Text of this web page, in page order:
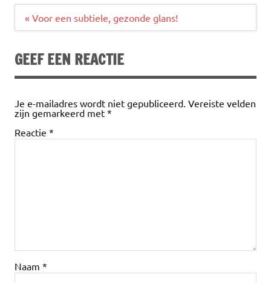
Bericht
« Voor een subtiele, gezonde glans!
GEEF EEN REACTIE
Je e-mailadres wordt niet gepubliceerd. Vereiste velden
zijn gemarkeerd met *
Reactie *
Naam *